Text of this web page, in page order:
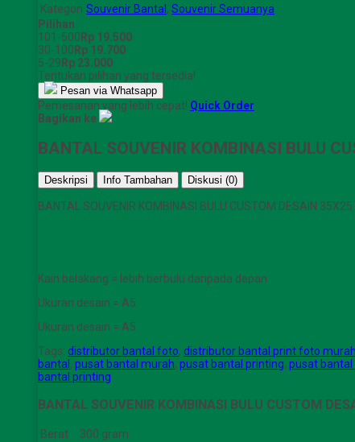
Kategori Souvenir Bantal, Souvenir Semuanya
Pilihan
101-500Rp 19.500
30-100Rp 19.700
5-29Rp 23.000
Tentukan pilihan yang tersedia!
Pesan via Whatsapp
Pemesanan yang lebih cepat! Quick Order
Bagikan ke
BANTAL SOUVENIR KOMBINASI BULU
Deskripsi Info Tambahan Diskusi (0)
BANTAL SOUVENIR KOMBINASI BULU CUSTOM DESAIN
Kain belakang = lebih berbulu daripada depan
Ukuran desain = A5
Ukuran desain = A5
Tags: distributor bantal foto, distributor bantal print foto murah
bantal , pusat bantal murah, pusat bantal printing, pusat
bantal printing
BANTAL SOUVENIR KOMBINASI BULU CUSTOM
Berat
300 gram